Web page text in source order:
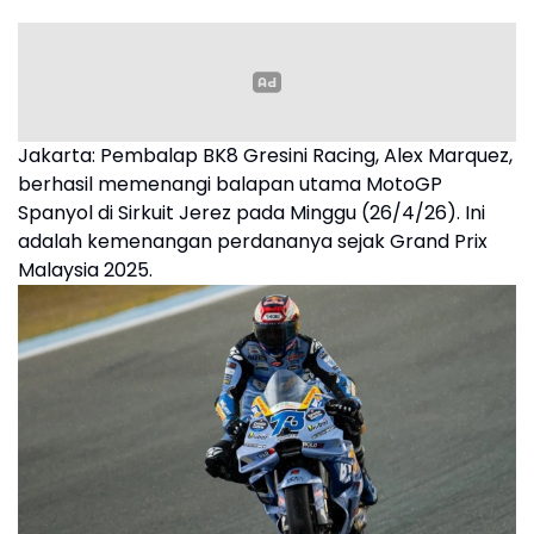
Jakarta: Pembalap BK8 Gresini Racing, Alex Marquez,
berhasil memenangi balapan utama MotoGP
Spanyol di Sirkuit Jerez pada Minggu (26/4/26). Ini
adalah kemenangan perdananya sejak Grand Prix
Malaysia 2025.